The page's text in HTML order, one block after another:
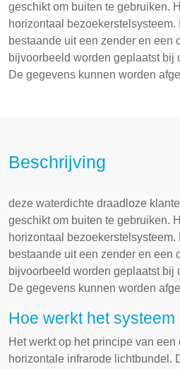
geschikt om buiten te gebruiken.
horizontaal
bestaande uit een zender en een
bijvoorbeeld worden geplaatst bij
De gegevens kunnen worden
Beschrijving
deze waterdichte draadloze
geschikt om buiten te gebruiken.
horizontaal
bestaande uit een zender en een
bijvoorbeeld worden geplaatst bij
De gegevens kunnen worden
Hoe werkt het systeem
Het werkt op het principe van
horizontale infrarode lichtbundel.